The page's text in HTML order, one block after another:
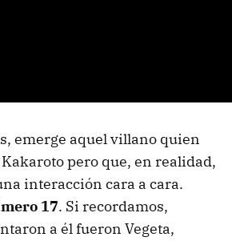
emerge aquel villano quien
pero que, en realidad,
interacción cara a cara.
17. Si recordamos,
a él fueron Vegeta,